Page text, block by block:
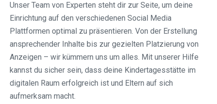
Unser Team von Experten steht dir zur Seite, um deine
Einrichtung auf den verschiedenen Social Media
Plattformen optimal zu präsentieren. Von der Erstellung
ansprechender Inhalte bis zur gezielten Platzierung von
Anzeigen – wir kümmern uns um alles. Mit unserer Hilfe
kannst du sicher sein, dass deine Kindertagesstätte im
digitalen Raum erfolgreich ist und Eltern auf sich
aufmerksam macht.